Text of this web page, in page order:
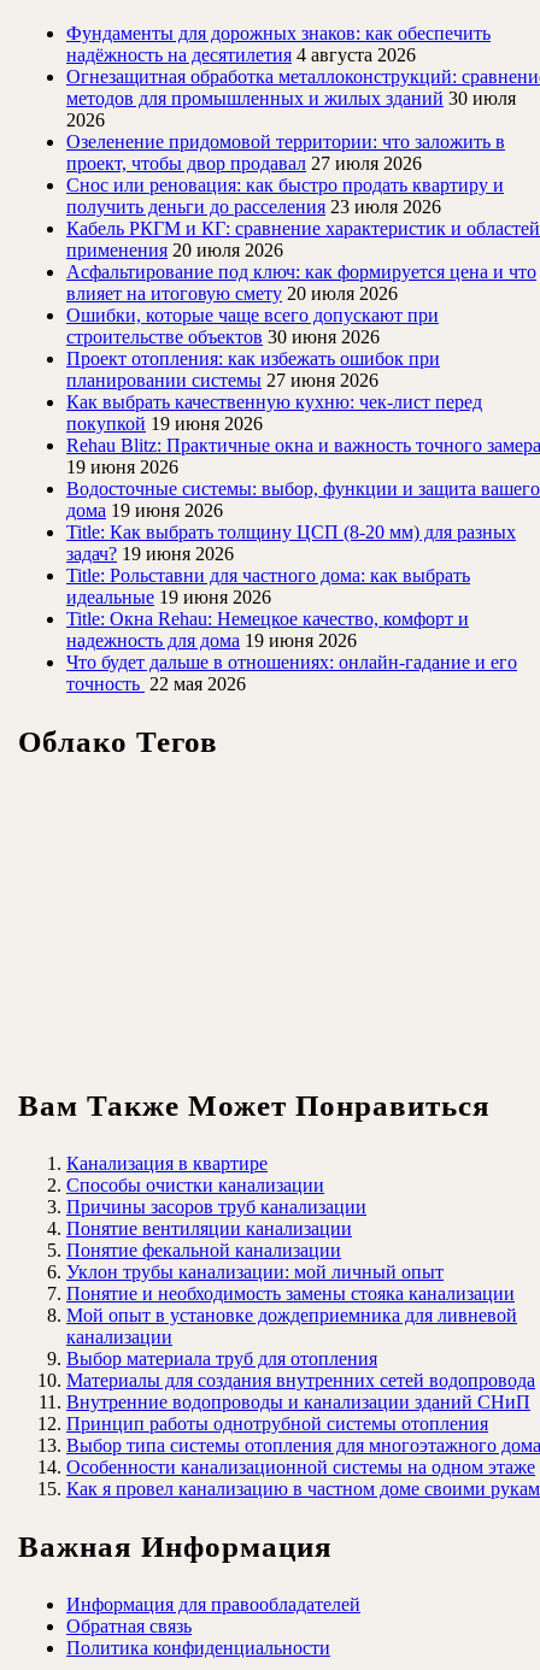
Фундаменты для дорожных знаков: как обеспечить
надёжность на десятилетия 4 августа 2026
Огнезащитная обработка металлоконструкций:
методов для промышленных и жилых зданий 30 июля
2026
Озеленение придомовой территории: что заложить в
проект, чтобы двор продавал 27 июля 2026
Снос или реновация: как быстро продать квартиру и
получить деньги до расселения 23 июля 2026
Кабель РКГМ и КГ: сравнение характеристик и областей
применения 20 июля 2026
Асфальтирование под ключ: как формируется цена и что
влияет на итоговую смету 20 июля 2026
Ошибки, которые чаще всего допускают при
строительстве объектов 30 июня 2026
Проект отопления: как избежать ошибок при
планировании системы 27 июня 2026
Как выбрать качественную кухню: чек-лист перед
покупкой 19 июня 2026
Rehau Blitz: Практичные окна и важность точного замера
19 июня 2026
Водосточные системы: выбор, функции и защита вашего
дома 19 июня 2026
Title: Как выбрать толщину ЦСП (8-20 мм) для разных
задач? 19 июня 2026
Title: Рольставни для частного дома: как выбрать
идеальные 19 июня 2026
Title: Окна Rehau: Немецкое качество, комфорт и
надежность для дома 19 июня 2026
Что будет дальше в отношениях: онлайн-гадание и его
точность 22 мая 2026
Облако Тегов
Вам Также Может Понравиться
Канализация в квартире
Способы очистки канализации
Причины засоров труб канализации
Понятие вентиляции канализации
Понятие фекальной канализации
Уклон трубы канализации: мой личный опыт
Понятие и необходимость замены стояка канализации
Мой опыт в установке дождеприемника для ливневой
канализации
Выбор материала труб для отопления
Материалы для создания внутренних сетей водопровода
Внутренние водопроводы и канализации зданий СНиП
Принцип работы однотрубной системы отопления
Выбор типа системы отопления для многоэтажного дома
Особенности канализационной системы на одном этаже
Как я провел канализацию в частном доме своими
Важная Информация
Информация для правообладателей
Обратная связь
Политика конфиденциальности